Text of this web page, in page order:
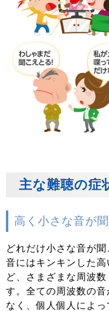
主な難聴の症
高く小さな音が
どれだけ小さな音が聞
音にはキンキンした
ど、さまざまな周波
す。全ての周波数の
なく、個人個人によ